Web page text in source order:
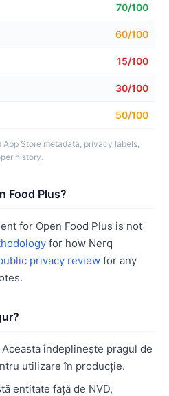
70/100
60/100
15/100
30/100
50/100
Store metadata, privacy labels,
history.
Food Plus?
for Open Food Plus is not
for how Nerq
privacy review for any
Aceasta îndeplinește pragul de
utilizare în producție.
entitate față de NVD,